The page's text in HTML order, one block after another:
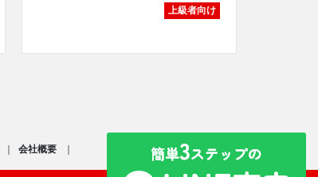
上級者向け
会社概要